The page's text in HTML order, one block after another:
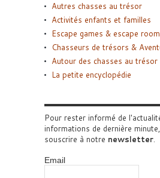
Autres chasses au trésor
Activités enfants et familles
Escape games & escape
Chasseurs de trésors &
Autour des chasses au trésor
La petite encyclopédie
Pour rester informé de
informations de dernière
souscrire à notre newsletter.
Email